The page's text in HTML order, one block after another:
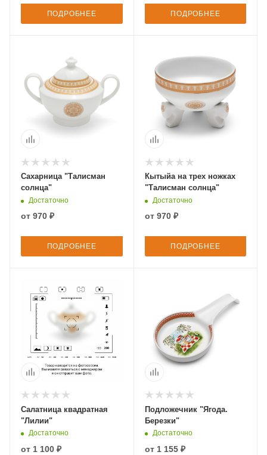
ПОДРОБНЕЕ ПОДРОБНЕЕ
Сахарница "Талисман
солнца"
Достаточно
от 970 ₽
ПОДРОБНЕЕ
Кытыйа на трех ножках
"Талисман солнца"
Достаточно
от 970 ₽
ПОДРОБНЕЕ
Салатница квадратная
"Лилии"
Достаточно
от 1 100 ₽
Подложечник "Ягода.
Березки"
Достаточно
от 1 155 ₽